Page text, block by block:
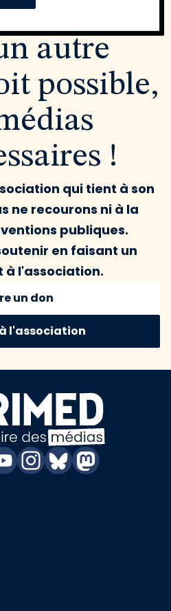
autre
possible,
!
qui tient à son
ne recourons ni à la
publiques.
en faisant un
à l'association.
un don
l'association